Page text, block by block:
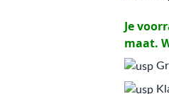
Je
maat.